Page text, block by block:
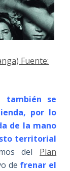
Fuente:
también se
por lo
de la mano
territorial
del Plan
de frenar el